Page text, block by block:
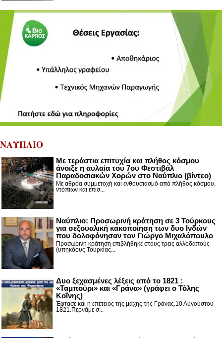
ΝΑΥΠΛΙΟ
Με τεράστια επιτυχία και πλήθος κόσμου
άνοιξε η αυλαία του 7ου Φεστιβάλ
Παραδοσιακών Χορών στο Ναύπλιο (βίντεο)
Με αθρόα συμμετοχή και ενθουσιασμό από πλήθος κόσμου,
ντόπιων και επισ...
Ναύπλιο: Προσωρινή κράτηση σε 3 Τούρκους
για σεξουαλική κακοποίηση των δυο Ινδών
που δολοφόνησαν τον Γιώργο Μιχαλόπουλο
Προσωρινή κράτηση επιβλήθηκε στους τρεις αλλοδαπούς
(υπηκόους Τουρκίας...
Δυο ξεχασμένες λέξεις από το 1821 :
«Ταμπούρι» και «Γράνα» (γράφει ο Τόλης
Κοΐνης)
Έφτασε και η επέτειος της μάχης της Γράνας.10 Αυγούστου
1821.Περνάμε σ...